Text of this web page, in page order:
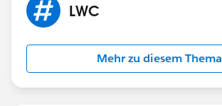
LWC
Mehr zu diesem Thema